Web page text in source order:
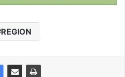
REGION